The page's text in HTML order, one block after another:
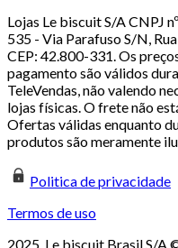
Lojas Le biscuit S/A CNPJ
535 - Via Parafuso S/N,
CEP: 42.800-331. Os
pagamento são válidos
TeleVendas, não valendo
lojas físicas. O frete não
Ofertas válidas enquanto
produtos são meramente
Politica de privacidade
Termos de uso
2025. Le biscuit Brasil S/A